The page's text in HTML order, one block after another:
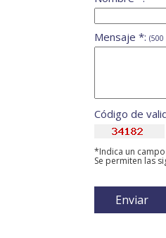
Mensaje *:
Código de
*Indica un
Se permiten las